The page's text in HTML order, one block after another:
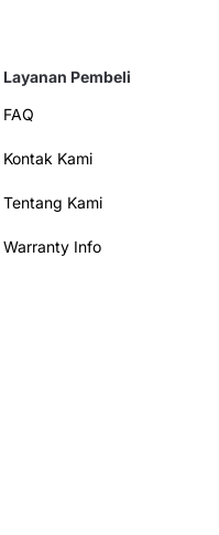
Layanan Pembeli
FAQ
Kontak Kami
Tentang Kami
Warranty Info